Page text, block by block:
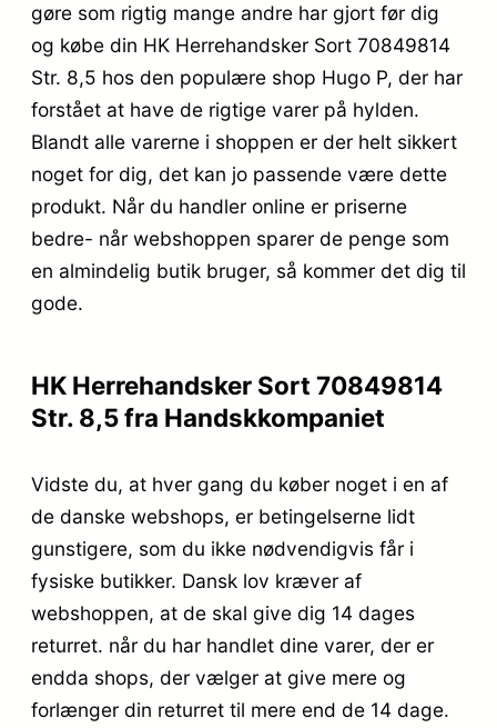
gøre som rigtig mange andre har gjort før dig
og købe din HK Herrehandsker Sort 70849814
Str. 8,5 hos den populære shop Hugo P, der har
forstået at have de rigtige varer på hylden.
Blandt alle varerne i shoppen er der helt sikkert
noget for dig, det kan jo passende være dette
produkt. Når du handler online er priserne
bedre- når webshoppen sparer de penge som
en almindelig butik bruger, så kommer det dig til
gode.
HK Herrehandsker Sort 70849814
Str. 8,5 fra Handskkompaniet
Vidste du, at hver gang du køber noget i en af
de danske webshops, er betingelserne lidt
gunstigere, som du ikke nødvendigvis får i
fysiske butikker. Dansk lov kræver af
webshoppen, at de skal give dig 14 dages
returret. når du har handlet dine varer, der er
endda shops, der vælger at give mere og
forlænger din returret til mere end de 14 dage.